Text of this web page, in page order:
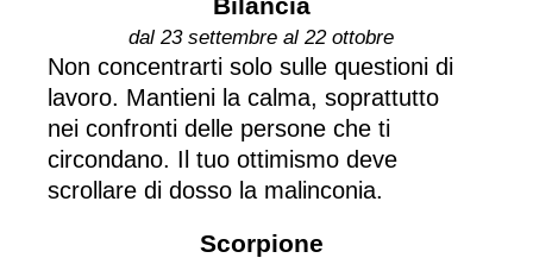
dal 23 settembre al 22 ottobre
Non concentrarti solo sulle questioni di
lavoro. Mantieni la calma, soprattutto
nei confronti delle persone che ti
circondano. Il tuo ottimismo deve
scrollare di dosso la malinconia.
Scorpione